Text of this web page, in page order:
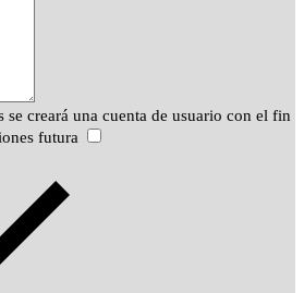
creará una cuenta de usuario con el fin
futura